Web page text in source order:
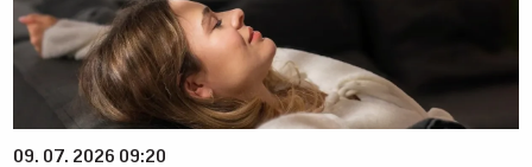
09. 07. 2026 09:20